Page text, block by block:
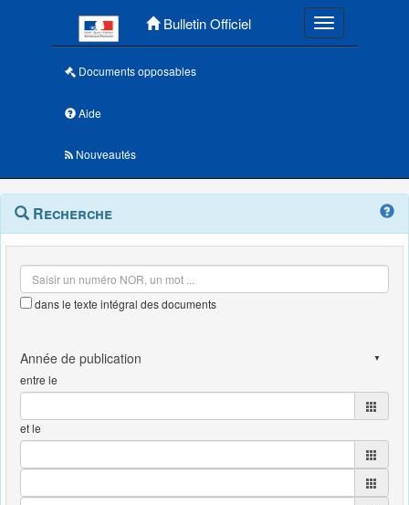
Bulletin Officiel Toggle
Documents opposables
Aide
Nouveautés
Navigation
outils
Menu
contextuel
Recherche
dans le texte intégral des documents
entre le
et le